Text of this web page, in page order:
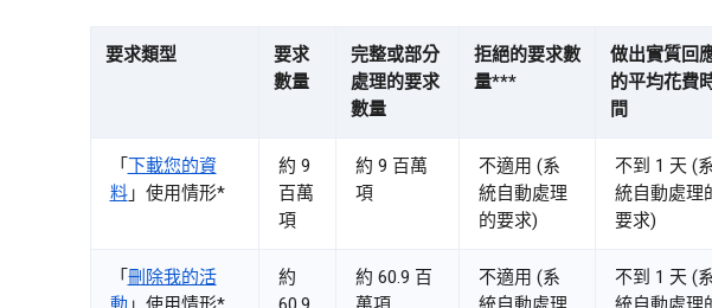
要求類型
要求
數量
完整或部分
處理的要求
數量
拒絕的要求數
量***
做出實質回
的平均花費
間
「 下載您的資
料」使用情形*
約 9
百萬
項
約 9 百萬
項
不適用 (系
統自動處理
的要求)
不到 1 天 (
統自動處理
要求)
「 刪除我的活
約
約 60.9 百
不適用 (系
不到 1 天 (